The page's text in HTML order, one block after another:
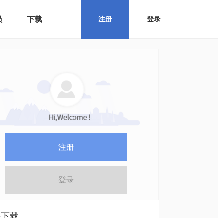
下载 注册 登录
注册
登录
载